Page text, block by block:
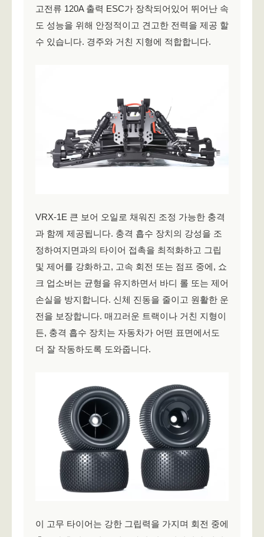
고전류 120A 출력 ESC가 장착되어있어 뛰어난 속
도 성능을 위해 안정적이고 견고한 전력을 제공 할
수 있습니다. 경주와 거친 지형에 적합합니다.
VRX-1E 큰 보어 오일로 채워진 조정 가능한 충격
과 함께 제공됩니다. 충격 흡수 장치의 강성을 조
정하여지면과의 타이어 접촉을 최적화하고 그립
및 제어를 강화하고, 고속 회전 또는 점프 중에, 쇼
크 업소버는 균형을 유지하면서 바디 롤 또는 제어
손실을 방지합니다. 신체 진동을 줄이고 원활한 운
전을 보장합니다. 매끄러운 트랙이나 거친 지형이
든, 충격 흡수 장치는 자동차가 어떤 표면에서도
더 잘 작동하도록 도와줍니다.
이 고무 타이어는 강한 그립력을 가지며 회전 중에